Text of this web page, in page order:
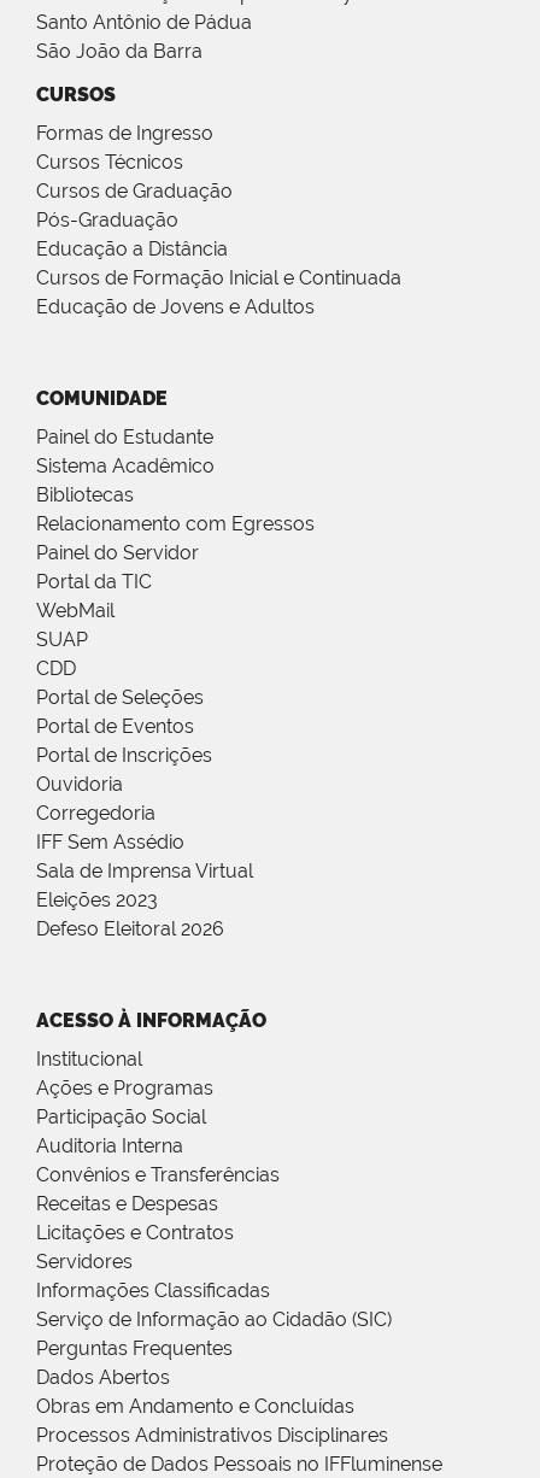
Santo Antônio de Pádua
São João da Barra
CURSOS
Formas de Ingresso
Cursos Técnicos
Cursos de Graduação
Pós-Graduação
Educação a Distância
Cursos de Formação Inicial e Continuada
Educação de Jovens e Adultos
COMUNIDADE
Painel do Estudante
Sistema Acadêmico
Bibliotecas
Relacionamento com Egressos
Painel do Servidor
Portal da TIC
WebMail
SUAP
CDD
Portal de Seleções
Portal de Eventos
Portal de Inscrições
Ouvidoria
Corregedoria
IFF Sem Assédio
Sala de Imprensa Virtual
Eleições 2023
Defeso Eleitoral 2026
ACESSO À INFORMAÇÃO
Institucional
Ações e Programas
Participação Social
Auditoria Interna
Convênios e Transferências
Receitas e Despesas
Licitações e Contratos
Servidores
Informações Classificadas
Serviço de Informação ao Cidadão (SIC)
Perguntas Frequentes
Dados Abertos
Obras em Andamento e Concluídas
Processos Administrativos Disciplinares
Proteção de Dados Pessoais no IFFluminense